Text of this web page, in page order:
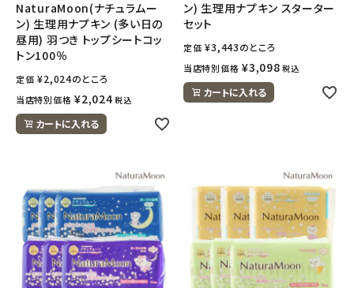
NaturaMoon(ナチュラムー
ン) 生理用ナプキン (多い日の
昼用) 羽つき トップシートコッ
トン100％
定価 ¥2,024のところ
当店特別価格 ¥2,024 税込
カートに入れる
ン) 生理用ナプキン スターター
セット
定価 ¥3,443のところ
当店特別価格 ¥3,098 税込
カートに入れる